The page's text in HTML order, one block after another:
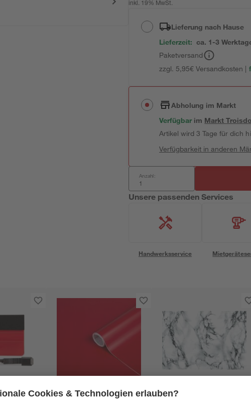
inkl. 19% MwSt.
Lieferung nach Hause
Lieferzeit: ca. 1-3
Paketversand
zzgl. 5,95€ Versandkosten |
Abholung im Markt
Verfügbar im Markt
Artikel wird 3 Tage für dich
Verfügbarkeit in anderen
Anzahl:
Unsere passenden Services
Handwerksservice